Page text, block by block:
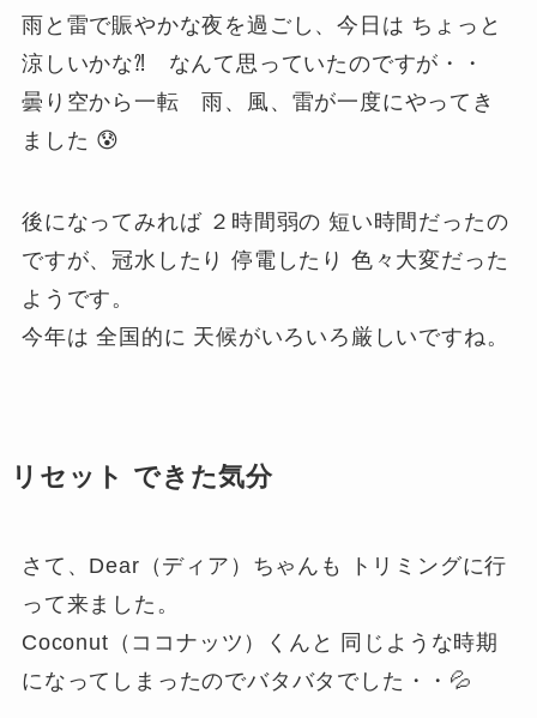
雨と雷で賑やかな夜を過ごし、今日は ちょっと
涼しいかな⁈ なんて思っていたのですが・・
曇り空から一転 雨、風、雷が一度にやってき
ました 😰
後になってみれば ２時間弱の 短い時間だったの
ですが、冠水したり 停電したり 色々大変だった
ようです。
今年は 全国的に 天候がいろいろ厳しいですね。
リセット できた気分
さて、Dear（ディア）ちゃんも トリミングに行
って来ました。
Coconut（ココナッツ）くんと 同じような時期
になってしまったのでバタバタでした・・💦